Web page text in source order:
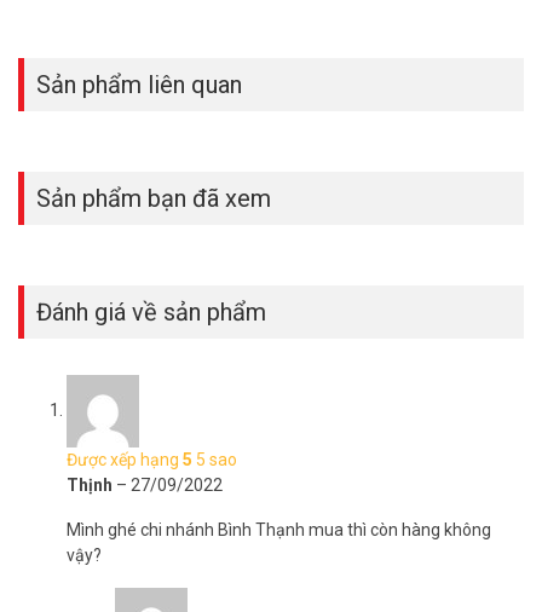
– Sản xuất tại Trung Quốc.
– Bảo hành: 36 tháng.
khảo thêm thông tin tại
Sản phẩm liên quan
Sản phẩm bạn đã xem
Đánh giá về sản phẩm
Được xếp hạng 5 5 sao
Thịnh – 27/09/2022
Mình ghé chi nhánh Bình Thạnh mua thì còn hàng không
vậy?